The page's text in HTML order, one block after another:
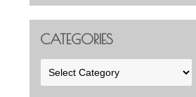
CATEGORIES
Categories